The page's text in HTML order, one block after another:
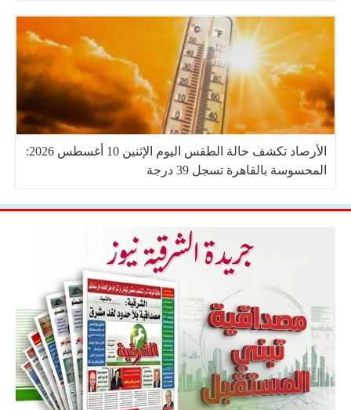
الأرصاد تكشف حالة الطقس اليوم الإثنين 10 أغسطس 2026:
المحسوسة بالقاهرة تسجل 39 درجة